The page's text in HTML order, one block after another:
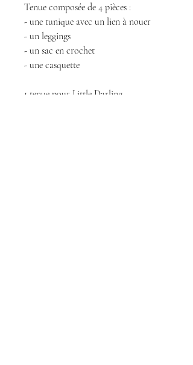
Tenue composée de 4 pièces :
- une tunique avec un lien à nouer
- un leggings
- un sac en crochet
- une casquette
1 tenue pour Little Darling